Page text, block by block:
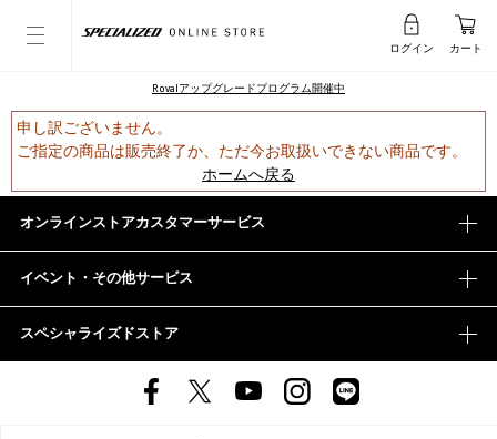
ログイン カート
Rovalアップグレードプログラム開催中
申し訳ございません。
ご指定の商品は販売終了か、ただ今お取扱いできない商品です。
ホームへ戻る
オンラインストアカスタマーサービス
イベント・その他サービス
スペシャライズドストア